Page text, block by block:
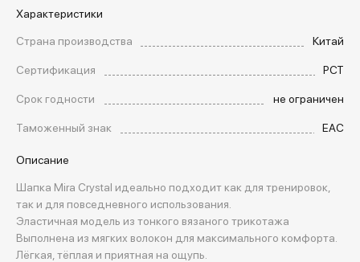
Характеристики
Страна производства
Китай
Сертификация
РСТ
Срок годности
не ограничен
Таможенный знак
EAC
Описание
Шапка Mira Crystal идеально подходит как для тренировок,
так и для повседневного использования.
Эластичная модель из тонкого вязаного трикотажа
Выполнена из мягких волокон для максимального комфорта.
Лёгкая, тёплая и приятная на ощупь.